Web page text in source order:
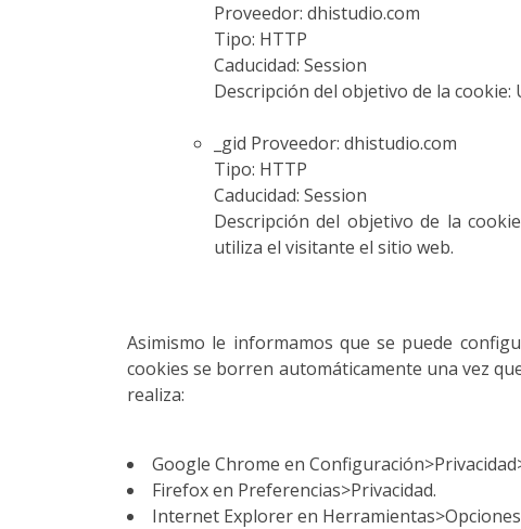
Proveedor: dhistudio.com
Tipo: HTTP
Caducidad: Session
Descripción del objetivo de la
_gid Proveedor: dhistudio.com
Tipo: HTTP
Caducidad: Session
Descripción del objetivo de la
utiliza el visitante el sitio web.
Asimismo le informamos que se puede
cookies se borren automáticamente una vez
realiza:
Google Chrome en
Firefox en Preferencias>Privacidad.
Internet Explorer en